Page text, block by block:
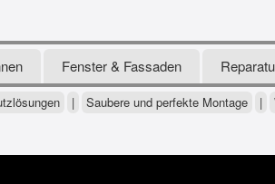
Fenster & Fassaden
| Saubere und perfekte Montage |